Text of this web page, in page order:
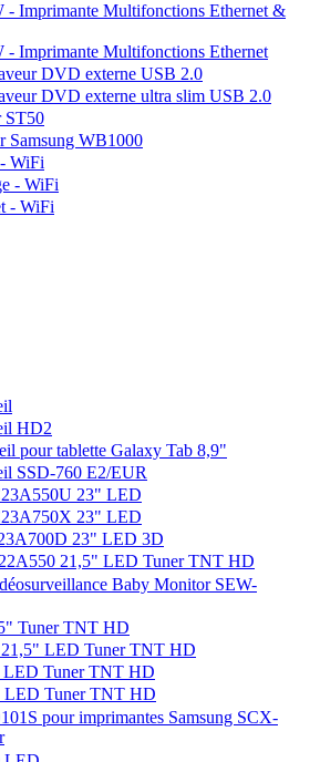
- Imprimante Multifonctions Ethernet &
- Imprimante Multifonctions Ethernet
DVD externe USB 2.0
DVD externe ultra slim USB 2.0
ST50
Samsung WB1000
WiFi
- WiFi
- WiFi
HD2
pour tablette Galaxy Tab 8,9"
SSD-760 E2/EUR
23" LED
23" LED
23" LED 3D
21,5" LED Tuner TNT HD
Baby Monitor SEW-
Tuner TNT HD
LED Tuner TNT HD
LED Tuner TNT HD
LED Tuner TNT HD
pour imprimantes Samsung SCX-